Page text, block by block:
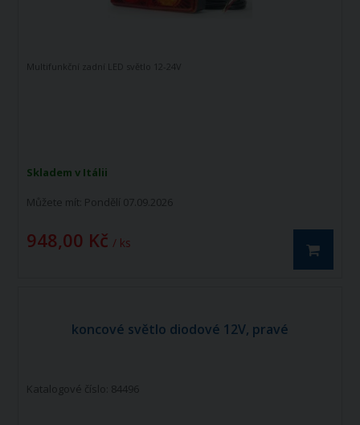
Skladem v Itálii
Můžete mít: Pondělí 07.09.2026
948,00 Kč / ks
Multifunkční zadní LED světlo 12-24V
koncové světlo diodové 12V, pravé
Katalogové číslo: 84496